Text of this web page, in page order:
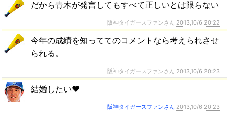
だから青木が発言してもすべて正しいとは限らない
阪神タイガースファンさん 2013,10/6 20:22
今年の成績を知っててのコメントなら考えられさせ
られる。
阪神タイガースファンさん 2013,10/6 20:23
結婚したい❤︎
阪神タイガースファンさん 2013,10/6 20:23